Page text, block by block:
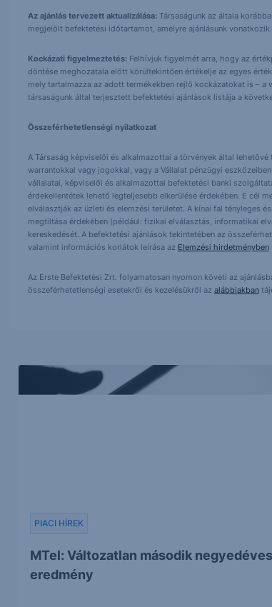
Az ajánlás tervezett aktualizálása:Társaságunk az általa
megjelölt befektetési időtartamot, amelyre ajánlásunk vonatkozik.
Kockázati figyelmeztetés:Felhívjuk figyelmét arra, hogy az
döntése meghozatala előtt körültekintően értékelje az egyes
mely tartalmazza az adott termékekben rejlő kockázatokat is – a
társaságunk által terjesztett befektetési ajánlások listája a
Összeférhetetlenségi nyilatkozat
A Társaság képviselői és alkalmazottai a törvények által
warrantokkal vagy jogokkal, vagy a Vállalat pénzügyi
vállalatai, képviselői és alkalmazottai befektetési banki
érdekellentétek lehető legteljesebb elkerülése érdekében. E cél
elválasztják az üzleti és elemzési területet. A kínai fal tényleges
megtiltása érdekében (például: fizikai elválasztás, informatikai
kereskedését. A befektetési ajánlások tekintetében az
valamint információs korlátok leírása az Elemzési hirdetményben
Az Erste Befektetési Zrt. folyamatosan nyomon követi az
összeférhetetlenségi esetekről és kezelésükről az alábbiakban
MTel: Változatlan második negyedéves
eredmény
PIACI HÍREK